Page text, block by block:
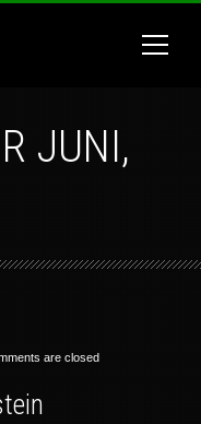
JUNI,
are closed